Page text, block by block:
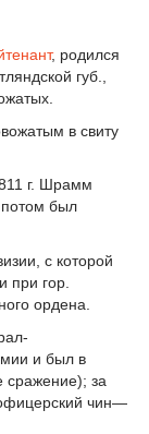
, родился
губ.,
в свиту
г. Шрамм
был
с которой
при гор.
ордена.
и был в
сражение); за
чин—